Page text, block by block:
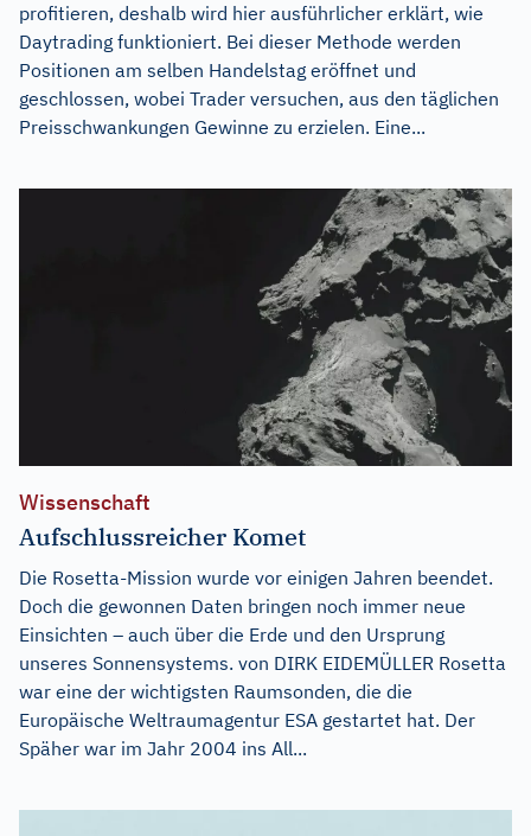
profitieren, deshalb wird hier ausführlicher erklärt, wie
Daytrading funktioniert. Bei dieser Methode werden
Positionen am selben Handelstag eröffnet und
geschlossen, wobei Trader versuchen, aus den täglichen
Preisschwankungen Gewinne zu erzielen. Eine...
Wissenschaft
Aufschlussreicher Komet
Die Rosetta-Mission wurde vor einigen Jahren beendet.
Doch die gewonnen Daten bringen noch immer neue
Einsichten – auch über die Erde und den Ursprung
unseres Sonnensystems. von DIRK EIDEMÜLLER Rosetta
war eine der wichtigsten Raumsonden, die die
Europäische Weltraumagentur ESA gestartet hat. Der
Späher war im Jahr 2004 ins All...